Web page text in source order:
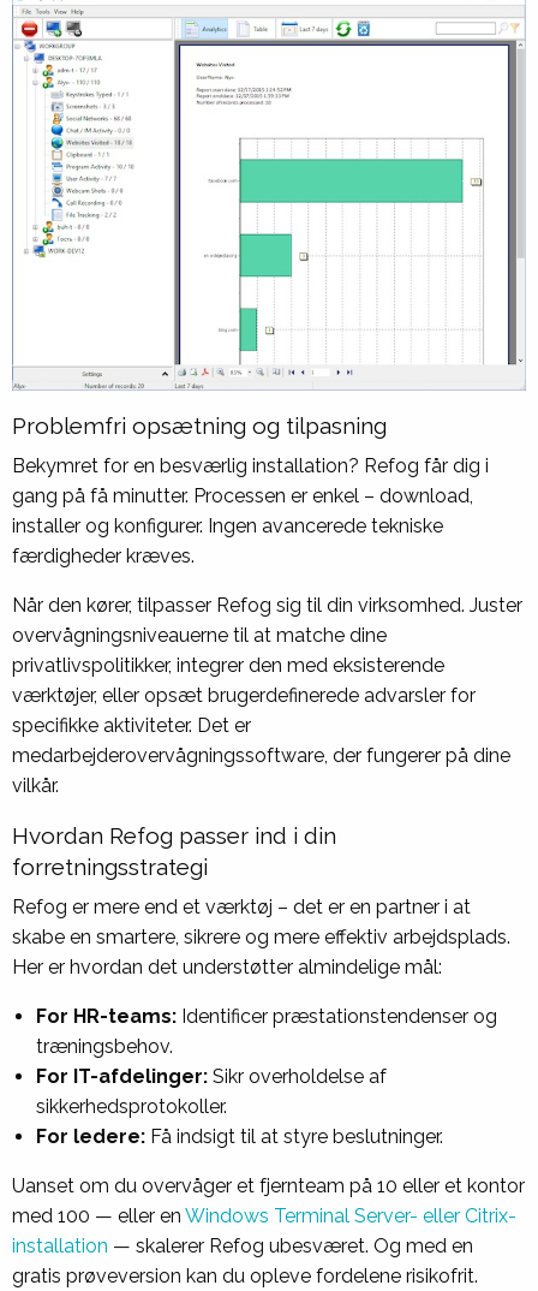
Problemfri opsætning og tilpasning
Bekymret for en besværlig installation? Refog får dig i
gang på få minutter. Processen er enkel – download,
installer og konfigurer. Ingen avancerede tekniske
færdigheder kræves.
Når den kører, tilpasser Refog sig til din virksomhed. Juster
overvågningsniveauerne til at matche dine
privatlivspolitikker, integrer den med eksisterende
værktøjer, eller opsæt brugerdefinerede advarsler for
specifikke aktiviteter. Det er
medarbejderovervågningssoftware, der fungerer på dine
vilkår.
Hvordan Refog passer ind i din
forretningsstrategi
Refog er mere end et værktøj – det er en partner i at
skabe en smartere, sikrere og mere effektiv arbejdsplads.
Her er hvordan det understøtter almindelige mål:
For HR-teams: Identificer præstationstendenser og
træningsbehov.
For IT-afdelinger: Sikr overholdelse af
sikkerhedsprotokoller.
For ledere: Få indsigt til at styre beslutninger.
Uanset om du overvåger et fjernteam på 10 eller et kontor
med 100 — eller en Windows Terminal Server- eller Citrix-
installation — skalerer Refog ubesværet. Og med en
gratis prøveversion kan du opleve fordelene risikofrit.